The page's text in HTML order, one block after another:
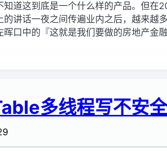
道这到底是一个什么样的产品。但在
讲话一夜之间传遍业内之后，越来越
口中的『这就是我们要做的房地产金融
多线程写不安全